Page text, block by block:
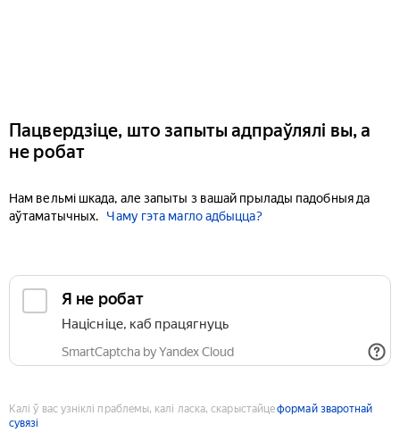
Пацвердзіце, што запыты адпраўлялі вы, а
не робат
Нам вельмі шкада, але запыты з вашай прылады падобныя да
аўтаматычных.
Чаму гэта магло адбыцца?
Я не робат
Націсніце, каб працягнуць
SmartCaptcha by Yandex Cloud
Калі ў вас узніклі праблемы, калі ласка, скарыстайцеформай зваротнай
сувязі